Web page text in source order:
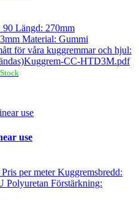
Längd: 270mm
Material: Gummi
för våra kuggremmar och hjul:
CC-HTD3M.pdf
use
per meter Kuggremsbredd:
Polyuretan Förstärkning: